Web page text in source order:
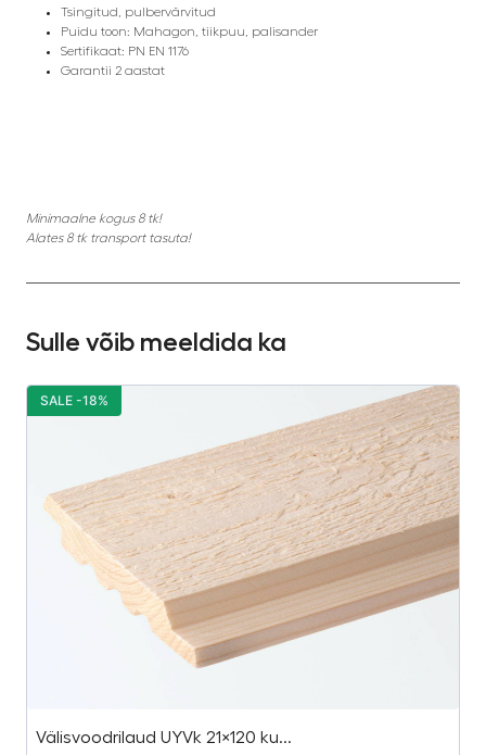
Tsingitud, pulbervärvitud
Puidu toon: Mahagon, tiikpuu, palisander
Sertifikaat: PN EN 1176
Garantii 2 aastat
Minimaalne kogus 8 tk!
Alates 8 tk transport tasuta!
Sulle võib meeldida ka
Välisvoodrilaud UYVk 21×120 ku...
SALE -18%